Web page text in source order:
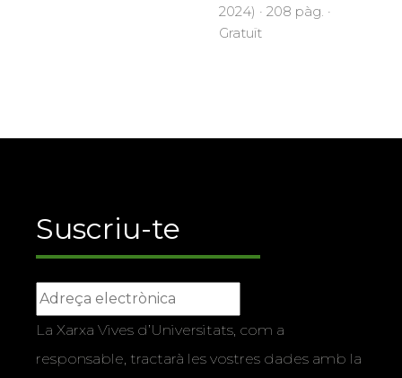
2024) · 208 pàg. ·
Gratuït
Suscriu-te
La Xarxa Vives d’Universitats, com a
responsable, tractarà les vostres dades amb la